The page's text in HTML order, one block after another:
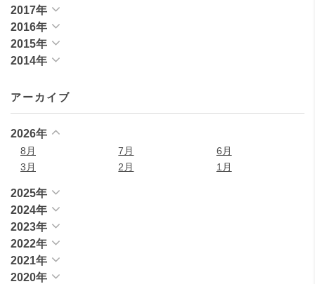
2017年
2016年
2015年
2014年
アーカイブ
2026年
8月 7月
6月
3月
2月 1月
2025年
2024年
2023年
2022年
2021年
2020年